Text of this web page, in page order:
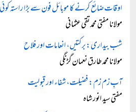
اوقات ضائع کرنے کا موبائل فون سے بڑا راستہ
مولانا مفتی محمد تقی عثمانی
شب بیداری: برکتیں، انعامات اور فلاح
مولانا محمد طارق نعمان گڑنگی
آبِ زم زم: فضیلت، شفاء اور قبولیت
مفتی سید انور شاہ